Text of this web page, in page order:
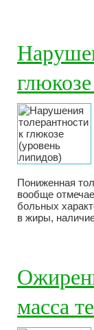
Пониженная
вообще
больных
в жиры,
масса